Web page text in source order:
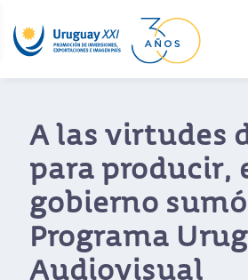
A las virtudes
para producir,
gobierno
Programa
Audiovisual